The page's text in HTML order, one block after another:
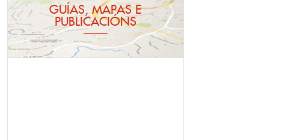
GUÍAS, MAPAS E
PUBLICACIÓNS